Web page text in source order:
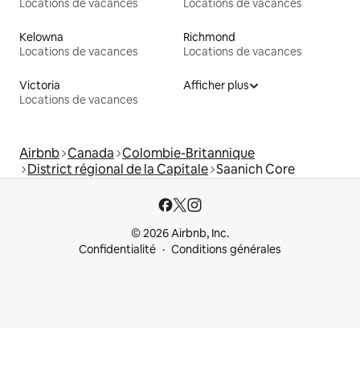
Locations de vacances Locations de vacances
Kelowna
Locations de vacances
Richmond
Locations de vacances
Victoria
Locations de vacances
Afficher plus
Airbnb Canada Colombie-Britannique
District régional de la Capitale Saanich Core
© 2026 Airbnb, Inc.
Confidentialité
Conditions générales